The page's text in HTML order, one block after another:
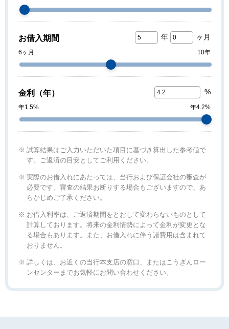
お借入期間 年 ヶ月
6ヶ月 10年
金利 （年） %
年1.5% 年4.2%
試算結果はご入力いただいた項目に基づき算出した参考値で
す。ご返済の目安としてご利用ください。
実際のお借入れにあたっては、当行および保証会社の審査が
必要です。審査の結果お断りする場合もございますので、あ
らかじめご了承ください。
お借入利率は、ご返済期間をとおして変わらないものとして
計算しております。将来の金利情勢によって金利が変更とな
る場合もあります。また、お借入れに伴う諸費用は含まれて
おりません。
詳しくは、お近くの当行本支店の窓口、またはこうぎんロー
ンセンターまでお気軽にお問い合わせください。